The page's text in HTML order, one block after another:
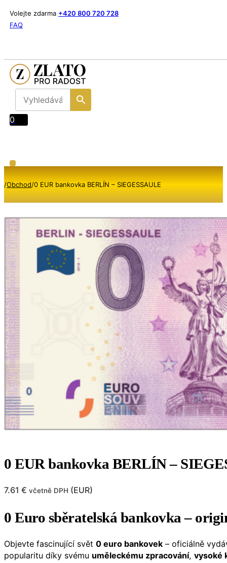
Volejte zdarma +420 800 720 728
FAQ
0
/Obchod/0 EUR bankovka BERLÍN – SIEGESSAULE
0 EUR bankovka BERLÍN –
7.61 € včetně DPH (EUR)
0 Euro sběratelská bankovka –
Objevte fascinující svět 0 euro bankovek – oficiálně
popularitu díky svému uměleckému zpracování, vysoké